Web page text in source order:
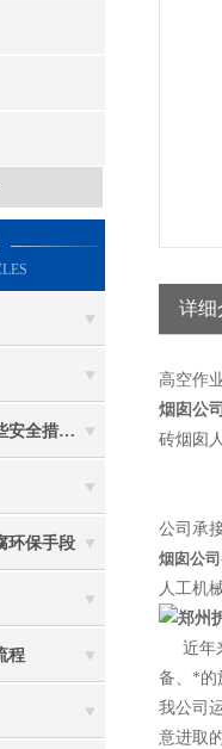
砖烟囱拆除需要注意哪些安全措施？
环保手段
程
详细
高空作
烟囱公
砖烟囱
公司承
烟囱公
人工机
近年
备、*的
我公司
意进取